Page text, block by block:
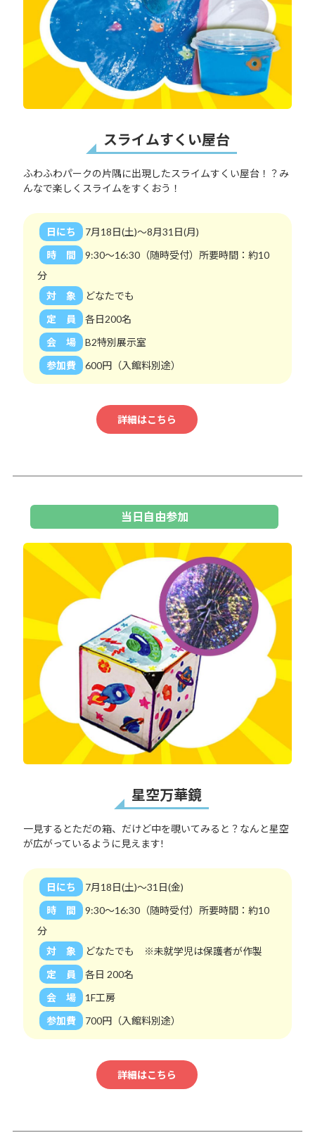
スライムすくい屋台
ふわふわパークの片隅に出現したスライムすくい屋台！？み
んなで楽しくスライムをすくおう！
日にち
7月18日(土)～8月31日(月)
時 間
9:30～16:30（随時受付）所要時間：約10
分
対 象
どなたでも
定 員
各日200名
会 場
B2特別展示室
参加費
600円（入館料別途）
詳細はこちら
当日自由参加
星空万華鏡
一見するとただの箱、だけど中を覗いてみると？なんと星空
が広がっているように見えます!
日にち
7月18日(土)～31日(金)
時 間
9:30～16:30（随時受付）所要時間：約10
分
対 象
どなたでも ※未就学児は保護者が作製
定 員
各日 200名
会 場
1F工房
参加費
700円（入館料別途）
詳細はこちら